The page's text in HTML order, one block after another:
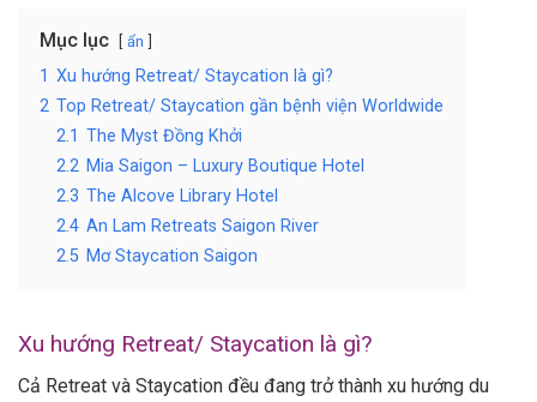
Mục lục ẩn
1 Xu hướng Retreat/ Staycation là gì?
2 Top Retreat/ Staycation gần bệnh viện Worldwide
2.1 The Myst Đồng Khởi
2.2 Mia Saigon – Luxury Boutique Hotel
2.3 The Alcove Library Hotel
2.4 An Lam Retreats Saigon River
2.5 Mơ Staycation Saigon
Xu hướng Retreat/ Staycation là gì?
Cả Retreat và Staycation đều đang trở thành xu hướng du